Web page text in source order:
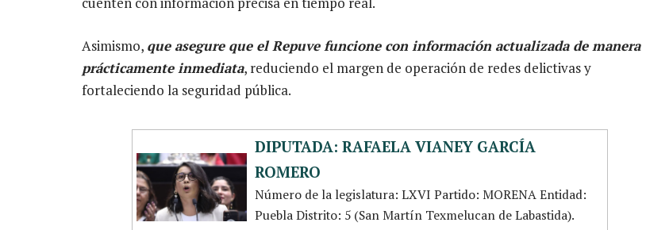
Asimismo, que asegure que el Repuve funcione con información actualizada de manera
prácticamente inmediata, reduciendo el margen de operación de redes delictivas y
fortaleciendo la seguridad pública.
DIPUTADA: RAFAELA VIANEY GARCÍA
ROMERO
Número de la legislatura: LXVI Partido: MORENA Entidad:
Puebla Distrito: 5 (San Martín Texmelucan de Labastida).